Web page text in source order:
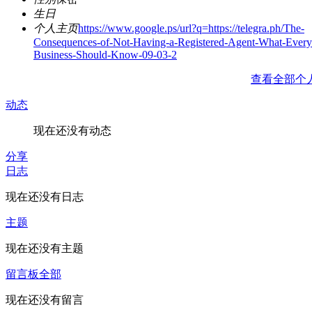
生日
个人主页https://www.google.ps/url?q=https://telegra.ph/The-
Consequences-of-Not-Having-a-Registered-Agent-What-
Business-Should-Know-09-03-2
查看全部个
动态
现在还没有动态
分享
日志
现在还没有日志
主题
现在还没有主题
留言板全部
现在还没有留言